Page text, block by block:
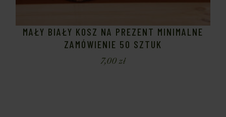
MAŁY BIAŁY KOSZ NA PREZENT MINIMALNE
ZAMÓWIENIE 50 SZTUK
7,00zł